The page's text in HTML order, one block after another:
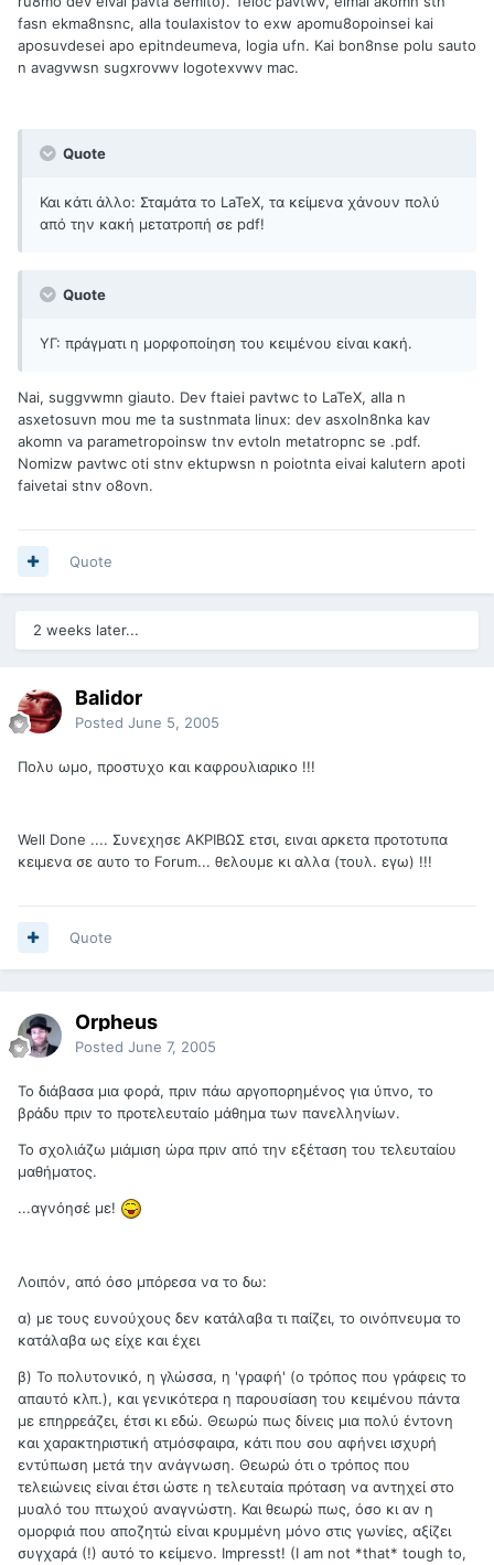
fasn ekma8nsnc, alla toulaxistov to exw apomu8opoinsei kai
aposuvdesei apo epitndeumeva, logia ufn. Kai bon8nse polu sauto
n avagvwsn sugxrovwv logotexvwv mac.
Quote
Και κάτι άλλο: Σταμάτα το LaTeX, τα κείμενα χάνουν πολύ
από την κακή μετατροπή σε pdf!
Quote
ΥΓ: πράγματι η μορφοποίηση του κειμένου είναι κακή.
Nai, suggvwmn giauto. Dev ftaiei pavtwc to LaTeX, alla n
asxetosuvn mou me ta sustnmata linux: dev asxoln8nka kav
akomn va parametropoinsw tnv evtoln metatropnc se .pdf.
Nomizw pavtwc oti stnv ektupwsn n poiotnta eivai kalutern apoti
faivetai stnv o8ovn.
Quote
2 weeks later...
Balidor
Posted June 5, 2005
Πολυ ωμο, προστυχο και καφρουλιαρικο !!!
Well Done .... Συνεχησε ΑΚΡΙΒΩΣ ετσι, ειναι αρκετα προτοτυπα
κειμενα σε αυτο το Forum... θελουμε κι αλλα (τουλ. εγω) !!!
Quote
Orpheus
Posted June 7, 2005
Το διάβασα μια φορά, πριν πάω αργοπορημένος για ύπνο, το
βράδυ πριν το προτελευταίο μάθημα των πανελληνίων.
Το σχολιάζω μιάμιση ώρα πριν από την εξέταση του τελευταίου
μαθήματος.
...αγνόησέ με!
Λοιπόν, από όσο μπόρεσα να το δω:
α) με τους ευνούχους δεν κατάλαβα τι παίζει, το οινόπνευμα το
κατάλαβα ως είχε και έχει
β) Το πολυτονικό, η γλώσσα, η 'γραφή' (ο τρόπος που γράφεις το
απαυτό κλπ.), και γενικότερα η παρουσίαση του κειμένου πάντα
με επηρρεάζει, έτσι κι εδώ. Θεωρώ πως δίνεις μια πολύ έντονη
και χαρακτηριστική ατμόσφαιρα, κάτι που σου αφήνει ισχυρή
εντύπωση μετά την ανάγνωση. Θεωρώ ότι ο τρόπος που
τελειώνεις είναι έτσι ώστε η τελευταία πρόταση να αντηχεί στο
μυαλό του πτωχού αναγνώστη. Και θεωρώ πως, όσο κι αν η
ομορφιά που αποζητώ είναι κρυμμένη μόνο στις γωνίες, αξίζει
συγχαρά (!) αυτό το κείμενο. Impresst! (I am not *that* tough to,